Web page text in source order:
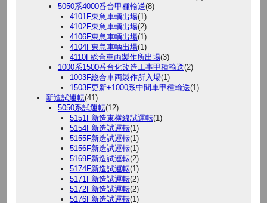
5050系4000番台甲種輸送(8)
4101F東急車輌出場(1)
4102F東急車輌出場(2)
4106F東急車輌出場(1)
4104F東急車輌出場(1)
4110F総合車両製作所出場(3)
1000系1500番台化改造工事甲種輸送(2)
1003F総合車両製作所入場(1)
1503F更新+1000系中間車甲種輸送(1)
新造試運転(41)
5050系試運転(12)
5151F新造東横線試運転(1)
5154F新造試運転(1)
5155F新造試運転(1)
5156F新造試運転(1)
5169F新造試運転(2)
5174F新造試運転(1)
5171F新造試運転(2)
5172F新造試運転(2)
5176F新造試運転(1)